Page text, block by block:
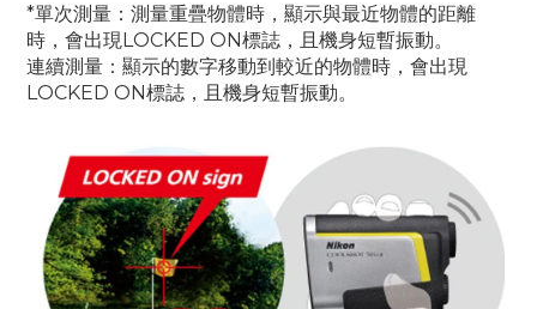
*單次測量：測量重疊物體時，顯示與最近物體的距離
時，會出現LOCKED ON標誌，且機身短暫振動。
連續測量：顯示的數字移動到較近的物體時，會出現
LOCKED ON標誌，且機身短暫振動。